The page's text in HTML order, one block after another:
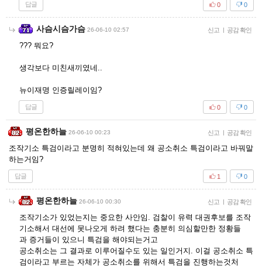
답글 0
0
사슴시슴가슴 26-06-10 02:57 신고 공감 확인
??? 뭐요?
생각보다 미친새끼였네..
뉴이재명 인증릴레이임?
답글 0
0
평온한하늘 26-06-10 00:23 신고 공감 확인
조작기소 특검이라고 분명히 적혀있는데 왜 공소취소 특검이라고 바꿔말
하는거임?
답글 0
1
평온한하늘 26-06-10 00:30 신고 공감 확인
조작기소가 있었는지는 중요한 사안임. 검찰이 유력 대권후보를 조작
기소해서 대선에 못나오게 하려 했다는 충분히 의심할만한 정황들
과 증거들이 있으니 특검을 해야되는거고
공소취소는 그 결과로 이루어질수도 있는 일인거지. 이걸 공소취소 특
검이라고 부르는 자체가 공소취소를 위해서 특검을 진행하는것처